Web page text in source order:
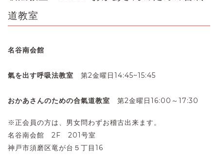
道教室
名谷南会館
氣を出す呼吸法教室 第2金曜日14:45~15:45
おかあさんのための合氣道教室 第2金曜日16:00～17:30
※正会員の方は、男女問わずお稽古出来ます。
名谷南会館 2F 201号室
神戸市須磨区竜が台５丁目16